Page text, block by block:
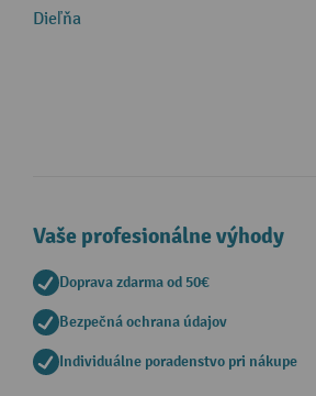
Dieľňa
Vaše profesionálne výhody
Doprava zdarma od 50€
Bezpečná ochrana údajov
Individuálne poradenstvo pri nákupe